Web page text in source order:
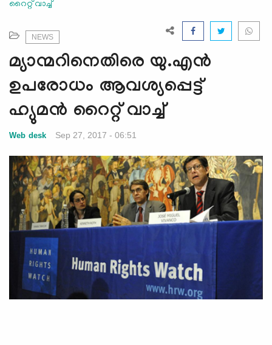
e
i
g
t
o
n
റൈറ്റ് വാച്ച്
NEWS
മ്യാന്മറിനെതിരെ യു.എന്‍
ഉപരോധം ആവശ്യപ്പെട്ട്
ഹ്യുമന്‍ റൈറ്റ് വാച്ച്
Web desk Sep 27, 2017 - 06:51